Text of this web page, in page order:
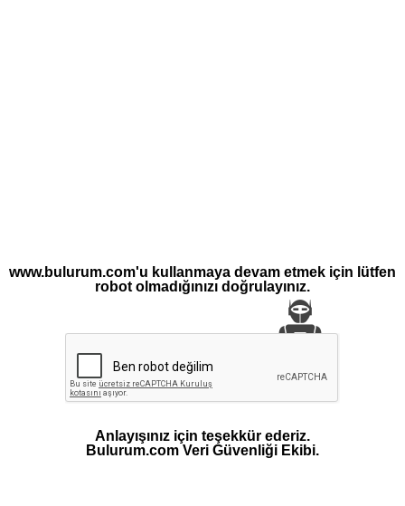
www.bulurum.com'u kullanmaya devam etmek için lütfen
robot olmadığınızı doğrulayınız.
Anlayışınız için teşekkür ederiz.
Bulurum.com Veri Güvenliği Ekibi.